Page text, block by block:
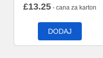
£13.25- cana za karton
DODAJ